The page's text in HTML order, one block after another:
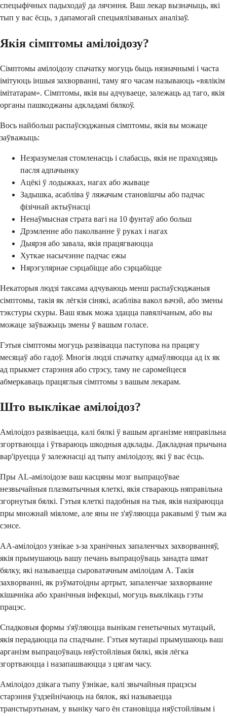
спецыфічных падыходаў да лячэння. Ваш лекар вызначыць, які
тып у вас ёсць, з дапамогай спецыялізаваных аналізаў.
Якія сімптомы амілоідозу?
Сімптомы амілоідозу спачатку могуць быць нязначнымі і часта
імітуюць іншыя захворванні, таму яго часам называюць «вялікім
імітатарам». Сімптомы, якія вы адчуваеце, залежаць ад таго, якія
органы пашкоджаны адкладамі бялкоў.
Вось найбольш распаўсюджаныя сімптомы, якія вы можаце
заўважыць:
Незразумелая стомленасць і слабасць, якія не праходзяць
пасля адпачынку
Ацёкі ў лодыжках, нагах або жываце
Задышка, асабліва ў ляжачым становішчы або падчас
фізічнай актыўнасці
Ненаўмысная страта вагі на 10 фунтаў або больш
Дрэмленне або паколванне ў руках і нагах
Дыярэя або завала, якія працягваюцца
Хуткае насычэнне падчас ежы
Нярэгулярнае сэрцабіцце або сэрцабіцце
Некаторыя людзі таксама адчуваюць менш распаўсюджаныя
сімптомы, такія як лёгкія сінякі, асабліва вакол вачэй, або змены
тэкстуры скуры. Ваш язык можа здацца павялічаным, або вы
можаце заўважыць змены ў вашым голасе.
Гэтыя сімптомы могуць развівацца паступова на працягу
месяцаў або гадоў. Многія людзі спачатку адмаўляюцца ад іх як
ад прыкмет старэння або стрэсу, таму не саромейцеся
абмеркаваць працяглыя сімптомы з вашым лекарам.
Што выклікае амілоідоз?
Амілоідоз развіваецца, калі бялкі ў вашым арганізме няправільна
згортваюцца і ўтвараюць шкодныя адклады. Дакладная прычына
вар'іруецца ў залежнасці ад тыпу амілоідозу, які ў вас ёсць.
Пры AL-амілоідозе ваш касцяны мозг выпрацоўвае
незвычайныя плазматычныя клеткі, якія ствараюць няправільна
згорнутыя бялкі. Гэтыя клеткі падобныя на тыя, якія назіраюцца
пры множнай міяломе, але яны не з'яўляюцца ракавымі ў тым жа
сэнсе.
AA-амілоідоз узнікае з-за хранічных запаленчых захворванняў,
якія прымушаюць вашу печань выпрацоўваць занадта шмат
бялку, які называецца сыроватачным амілоідам А. Такія
захворванні, як рэўматоідны артрыт, запаленчае захворванне
кішачніка або хранічныя інфекцыі, могуць выклікаць гэты
працэс.
Спадковыя формы з'яўляюцца вынікам генетычных мутацый,
якія перадаюцца па спадчыне. Гэтыя мутацыі прымушаюць ваш
арганізм выпрацоўваць няўстойлівыя бялкі, якія лёгка
згортваюцца і назапашваюцца з цягам часу.
Амілоідоз дзікага тыпу ўзнікае, калі звычайныя працэсы
старэння ўздзейнічаюць на бялок, які называецца
транстырэтынам, у выніку чаго ён становіцца няўстойлівым і